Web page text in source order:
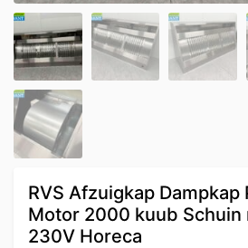
RVS Afzuigkap
Motor 2000 kuub Schuin
230V Horeca